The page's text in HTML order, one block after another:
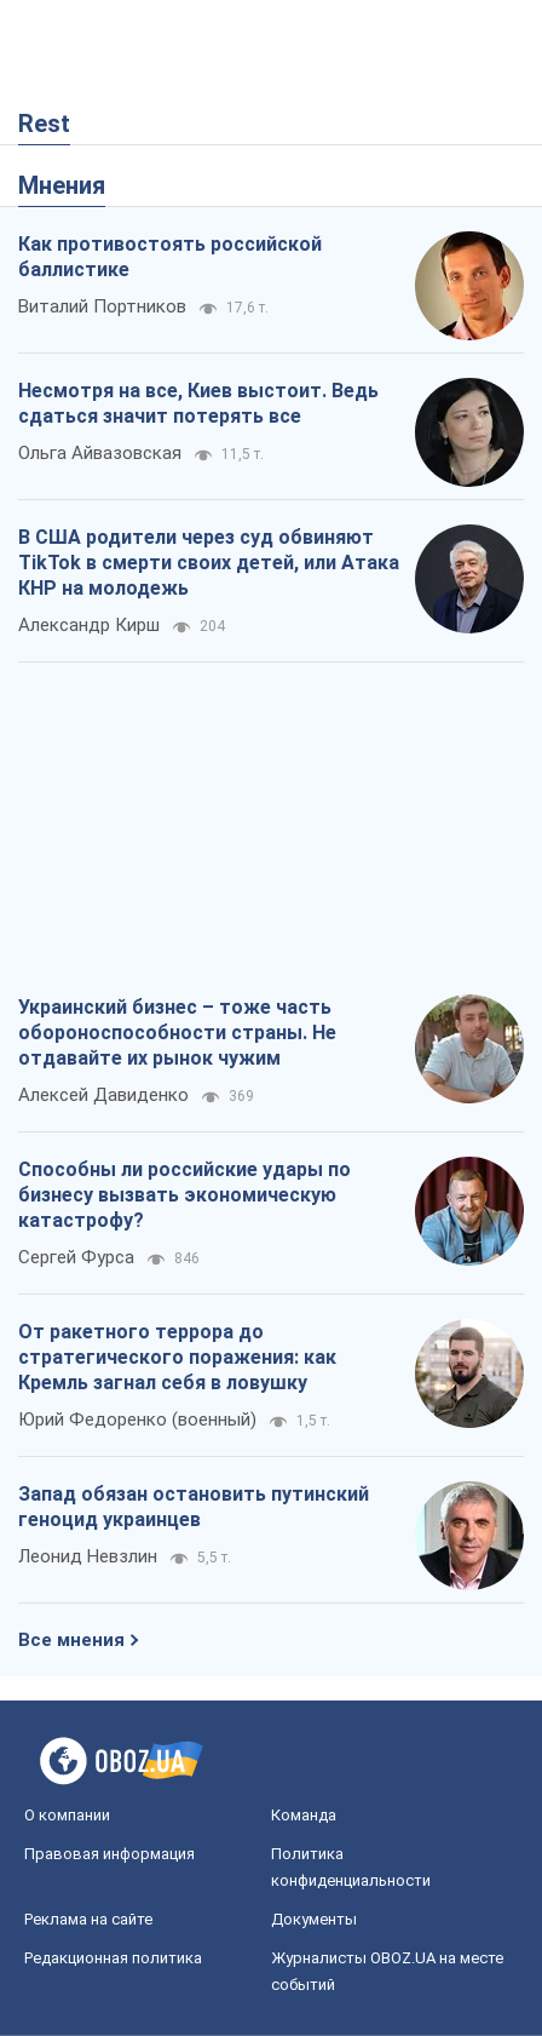
Rest
Мнения
Как противостоять российской
баллистике
Виталий Портников 17,6 т.
Несмотря на все, Киев выстоит. Ведь
сдаться значит потерять все
Ольга Айвазовская 11,5 т.
В США родители через суд обвиняют
TikTok в смерти своих детей, или Атака
КНР на молодежь
Александр Кирш 204
Украинский бизнес – тоже часть
обороноспособности страны. Не
отдавайте их рынок чужим
Алексей Давиденко 369
Способны ли российские удары по
бизнесу вызвать экономическую
катастрофу?
Сергей Фурса 846
От ракетного террора до
стратегического поражения: как
Кремль загнал себя в ловушку
Юрий Федоренко (военный) 1,5 т.
Запад обязан остановить путинский
геноцид украинцев
Леонид Невзлин 5,5 т.
Все мнения
О компании Команда
Правовая информация
Политика
конфиденциальности
Реклама на сайте Документы
Редакционная политика
Журналисты OBOZ.UA на месте
событий